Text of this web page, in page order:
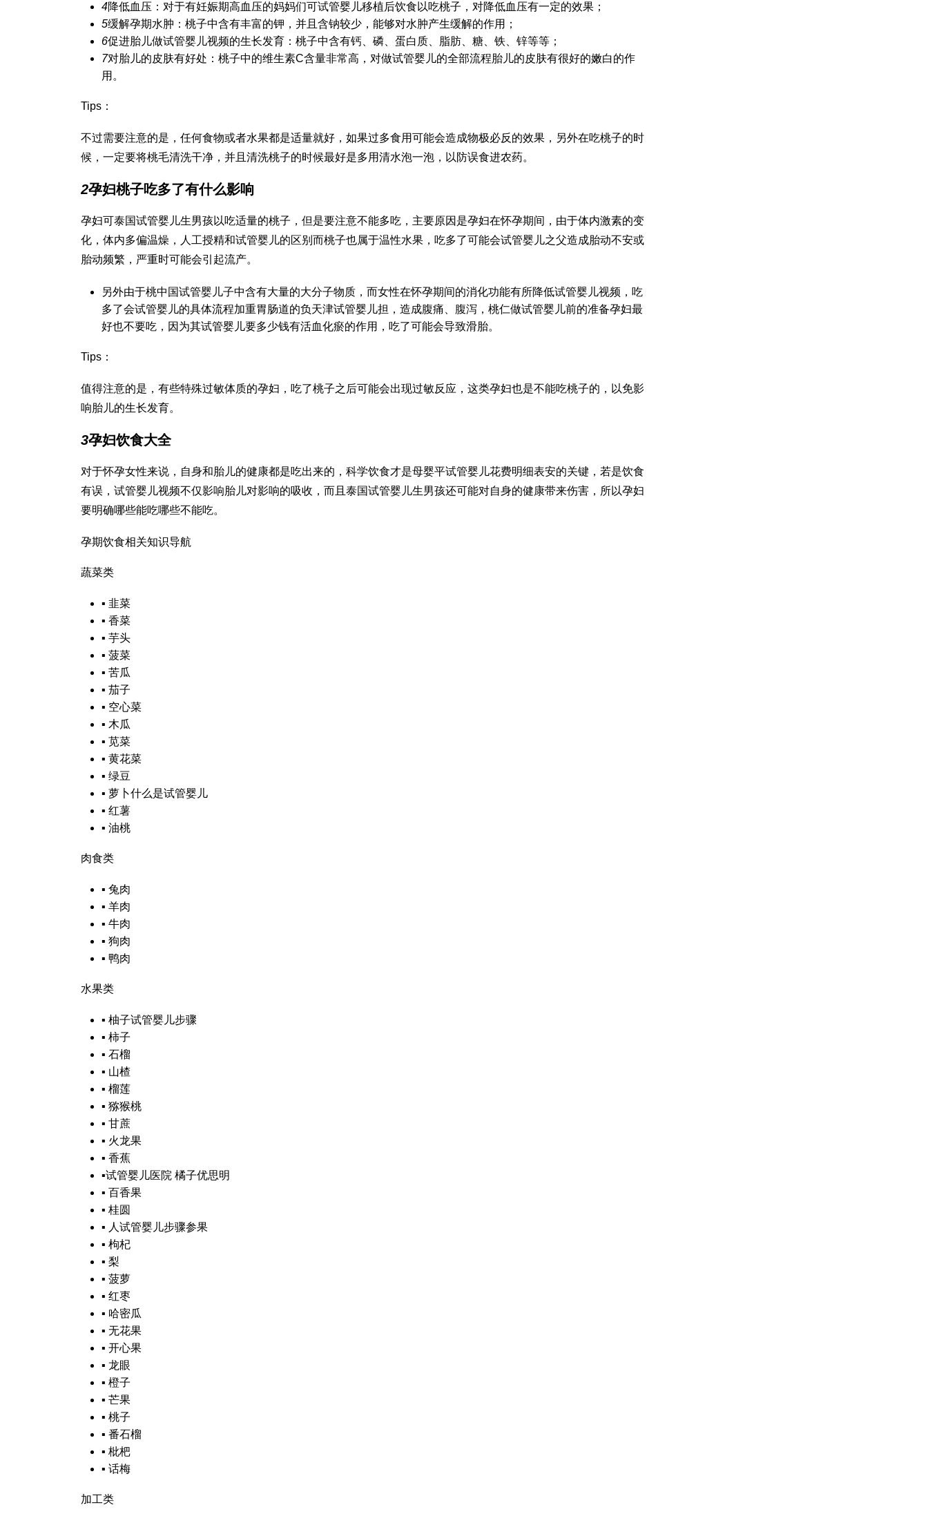
4降低血压：对于有妊娠期高血压的妈妈们可试管婴儿移植后饮食 以吃桃子，对降低血压有一定的效果；
5缓解孕期水肿：桃子中含有丰富的钾，并且含钠较少，能够对水肿产生缓解的作用；
6促进胎儿做试管婴儿视频的生长发育：桃子中含有钙、磷、蛋白质、脂肪、糖、铁、锌等等；
7对胎儿的皮肤有好处：桃子中的维生素C含量非常高，对做试管婴儿的全部流程胎儿的皮肤有很好的嫩白的作
用。
Tips：
不过需要注意的是，任何食物或者水果都是适量就好，如果过多食用可能会造成物极必反的效果，另外在吃桃子的时
候，一定要将桃毛清洗干净，并且清洗桃子的时候最好是多用清水泡一泡，以防误食进农药。
2孕妇桃子吃多了有什么影响
孕妇可泰国试管婴儿生男孩以吃适量的桃子，但是要注意不能多吃，主要原因是孕妇在怀孕期间，由于体内激素的变
化，体内多偏温燥， 人工授精和试管婴儿的区别 而桃子也属于温性水果，吃多了可能会试管婴儿之父造成胎动不安或
胎动频繁，严重时可能会引起流产。
另外由于桃中国试管婴儿子中含有大量的大分子物质，而女性在怀孕期间的消化功能有所降低试管婴儿视频 ，吃
多了会试管婴儿的具体流程加重胃肠道的负天津试管婴儿担，造成腹痛、腹泻，桃仁做试管婴儿前的准备孕妇最
好也不要吃，因为其试管婴儿要多少钱有活血化瘀的作用，吃了可能会导致滑胎。
Tips：
值得注意的是，有些特殊过敏体质的孕妇，吃了桃子之后可能会出现过敏反应，这类孕妇也是不能吃桃子的，以免影
响胎儿的生长发育。
3孕妇饮食大全
对于怀孕女性来说，自身和胎儿的健康都是吃出来的，科学饮食才是母婴平试管婴儿花费明细表安的关键，若是饮食
有误， 试管婴儿视频不仅影响胎儿对影响的吸收，而且 泰国试管婴儿生男孩还可能对自身的健康带来伤害，所以孕妇
要明确哪些能吃哪些不能吃。
孕期饮食相关知识导航
蔬菜类
▪ 韭菜
▪ 香菜
▪ 芋头
▪ 菠菜
▪ 苦瓜
▪ 茄子
▪ 空心菜
▪ 木瓜
▪ 苋菜
▪ 黄花菜
▪ 绿豆
▪ 萝卜什么是试管婴儿
▪ 红薯
▪ 油桃
肉食类
▪ 兔肉
▪ 羊肉
▪ 牛肉
▪ 狗肉
▪ 鸭肉
水果类
▪ 柚子试管婴儿步骤
▪ 柿子
▪ 石榴
▪ 山楂
▪ 榴莲
▪ 猕猴桃
▪ 甘蔗
▪ 火龙果
▪ 香蕉
▪试管婴儿医院 橘子优思明
▪ 百香果
▪ 桂圆
▪ 人 试管婴儿步骤参果
▪ 枸杞
▪ 梨
▪ 菠萝
▪ 红枣
▪ 哈密瓜
▪ 无花果
▪ 开心果
▪ 龙眼
▪ 橙子
▪ 芒果
▪ 桃子
▪ 番石榴
▪ 枇杷
▪ 话梅
加工类